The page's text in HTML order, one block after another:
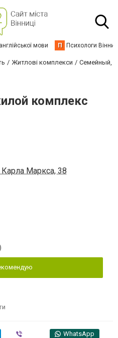
мови П Психологи
Житлові комплекси
Семейный,
комплекс
Маркса, 38
WhatsApp